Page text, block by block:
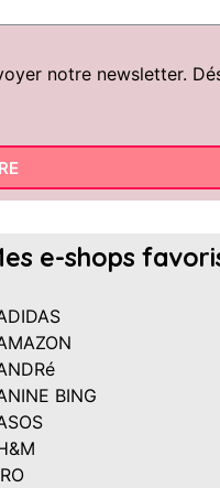
notre newsletter.
e-shops
BING